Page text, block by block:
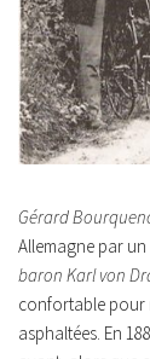
Gérard
Allemagne par
baron Karl von
confortable pour
asphaltées. En